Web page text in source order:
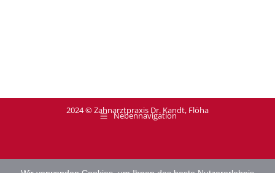
2024 © Zahnarztpraxis Dr. Kandt, Flöha
Nebennavigation